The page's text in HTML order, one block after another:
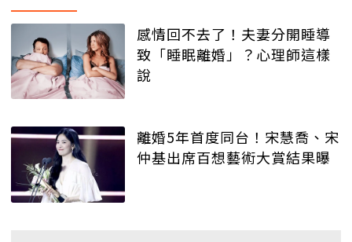
感情回不去了！夫妻分開睡導
致「睡眠離婚」？心理師這樣
說
離婚5年首度同台！宋慧喬、宋
仲基出席百想藝術大賞結果曝